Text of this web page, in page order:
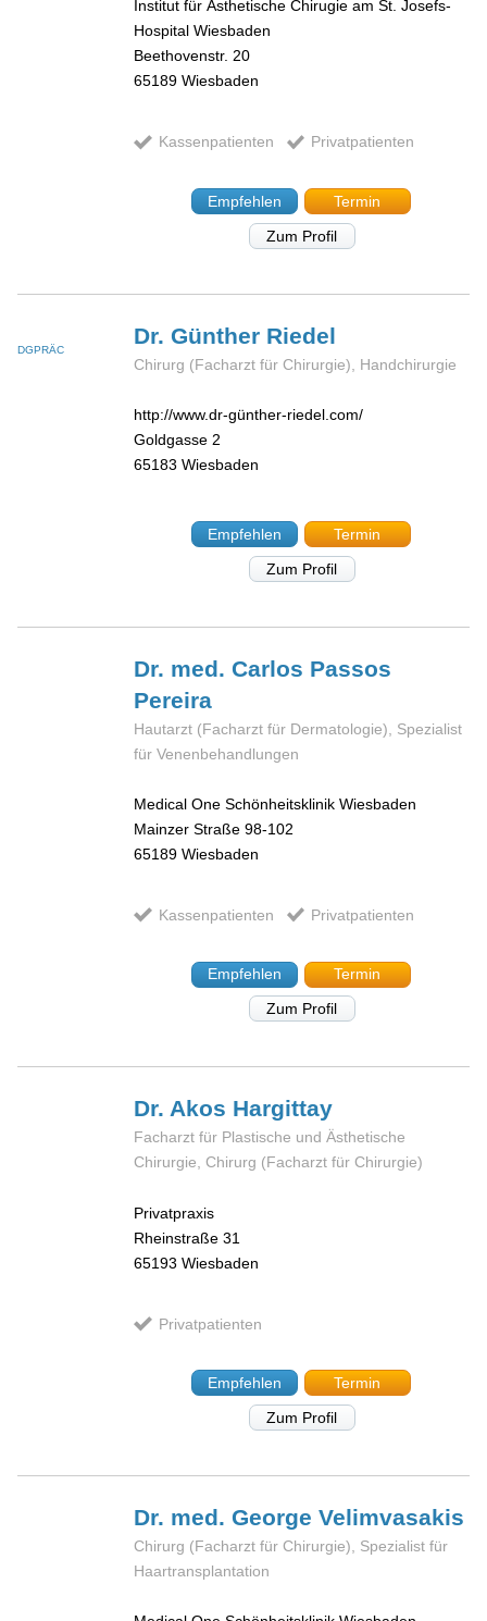
Institut für Ästhetische Chirugie am St. Josefs-
Hospital Wiesbaden
Beethovenstr. 20
65189 Wiesbaden
Kassenpatienten Privatpatienten
Empfehlen
Termin
Zum Profil
DGPRÄC
Dr. Günther Riedel
Chirurg (Facharzt für Chirurgie), Handchirurgie
http://www.dr-günther-riedel.com/
Goldgasse 2
65183 Wiesbaden
Empfehlen
Termin
Zum Profil
Dr. med. Carlos Passos
Pereira
Hautarzt (Facharzt für Dermatologie), Spezialist
für Venenbehandlungen
Medical One Schönheitsklinik Wiesbaden
Mainzer Straße 98-102
65189 Wiesbaden
Kassenpatienten Privatpatienten
Empfehlen
Termin
Zum Profil
Dr. Akos Hargittay
Facharzt für Plastische und Ästhetische
Chirurgie, Chirurg (Facharzt für Chirurgie)
Privatpraxis
Rheinstraße 31
65193 Wiesbaden
Privatpatienten
Empfehlen
Termin
Zum Profil
Dr. med. GeorgeVelimvasakis
Chirurg (Facharzt für Chirurgie), Spezialist für
Haartransplantation